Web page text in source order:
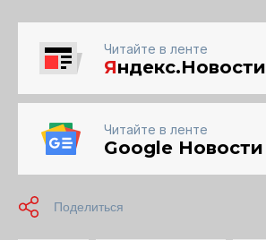
Читайте в ленте
Яндекс.Новости
Читайте в ленте
Google Новости